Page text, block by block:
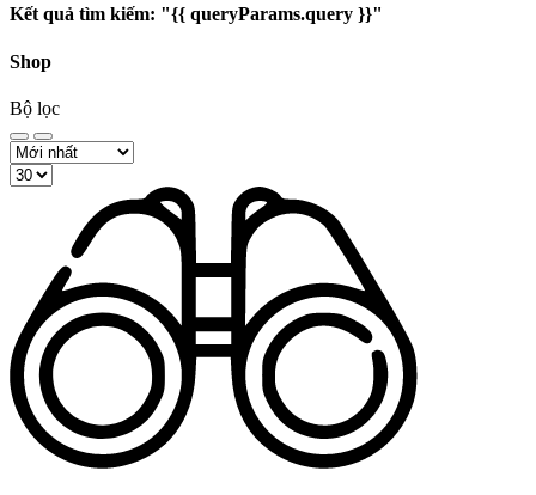
Kết quả tìm kiếm: "{{ queryParams.query }}"
Shop
Bộ lọc